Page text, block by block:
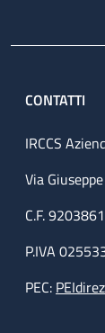
CONTATTI
IRCCS
Via
C.F.
P.IVA
PEC: